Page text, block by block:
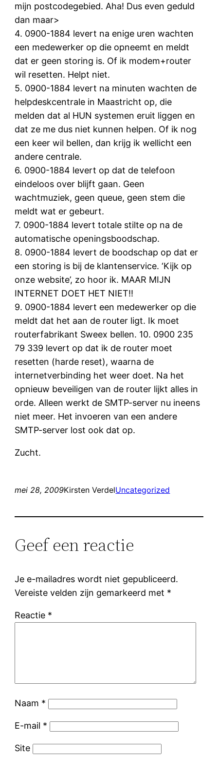
mijn postcodegebied. Aha! Dus even geduld
dan maar>
4. 0900-1884 levert na enige uren wachten
een medewerker op die opneemt en meldt
dat er geen storing is. Of ik modem+router
wil resetten. Helpt niet.
5. 0900-1884 levert na minuten wachten de
helpdeskcentrale in Maastricht op, die
melden dat al HUN systemen eruit liggen en
dat ze me dus niet kunnen helpen. Of ik nog
een keer wil bellen, dan krijg ik wellicht een
andere centrale.
6. 0900-1884 levert op dat de telefoon
eindeloos over blijft gaan. Geen
wachtmuziek, geen queue, geen stem die
meldt wat er gebeurt.
7. 0900-1884 levert totale stilte op na de
automatische openingsboodschap.
8. 0900-1884 levert de boodschap op dat er
een storing is bij de klantenservice. ‘Kijk op
onze website’, zo hoor ik. MAAR MIJN
INTERNET DOET HET NIET!!
9. 0900-1884 levert een medewerker op die
meldt dat het aan de router ligt. Ik moet
routerfabrikant Sweex bellen. 10. 0900 235
79 339 levert op dat ik de router moet
resetten (harde reset), waarna de
internetverbinding het weer doet. Na het
opnieuw beveiligen van de router lijkt alles in
orde. Alleen werkt de SMTP-server nu ineens
niet meer. Het invoeren van een andere
SMTP-server lost ook dat op.
Zucht.
mei 28, 2009Kirsten VerdelUncategorized
Geef een reactie
Je e-mailadres wordt niet gepubliceerd.
Vereiste velden zijn gemarkeerd met *
Reactie *
Naam *
E-mail *
Site